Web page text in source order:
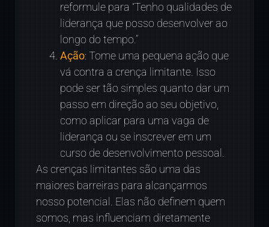
reformule para “Tenho qualidades de
liderança que posso desenvolver ao
longo do tempo.”
Ação: Tome uma pequena ação que
vá contra a crença limitante. Isso
pode ser tão simples quanto dar um
passo em direção ao seu objetivo,
como aplicar para uma vaga de
liderança ou se inscrever em um
curso de desenvolvimento pessoal.
As crenças limitantes são uma das
maiores barreiras para alcançarmos
nosso potencial. Elas não definem quem
somos, mas influenciam diretamente